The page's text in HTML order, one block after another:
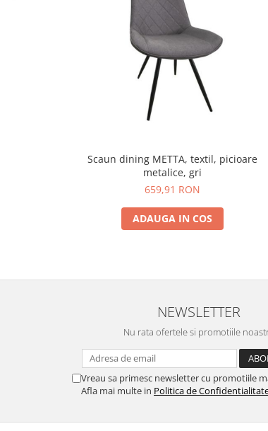
Scaun dining METTA, textil, picioare
metalice, gri
659,91 RON
ADAUGA IN COS
NEWSLETTER
Nu rata ofertele si promotiile
Vreau sa primesc newsletter cu promotiile
Afla mai multe in Politica de